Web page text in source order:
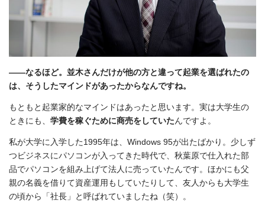
――なるほど。並木さんだけが他の方と違って起業を選ばれたの
は、そうしたマインドがあったからなんですね。
もともと起業家的なマインドはあったと思います。実は大学生の
ときにも、 学費を稼ぐために商売をしていたんですよ。
私が大学に入学した1995年は、Windows 95が出たばかり。少しず
つビジネスにパソコンが入ってきた時代で、秋葉原で仕入れた部
品でパソコンを組み上げて法人に売っていたんです。ほかにも父
親の名義を借りて資産運用もしていたりして、友人からも大学生
の頃から「社長」と呼ばれていましたね（笑）。